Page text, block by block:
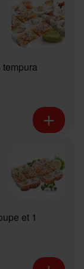
tempura
et 1